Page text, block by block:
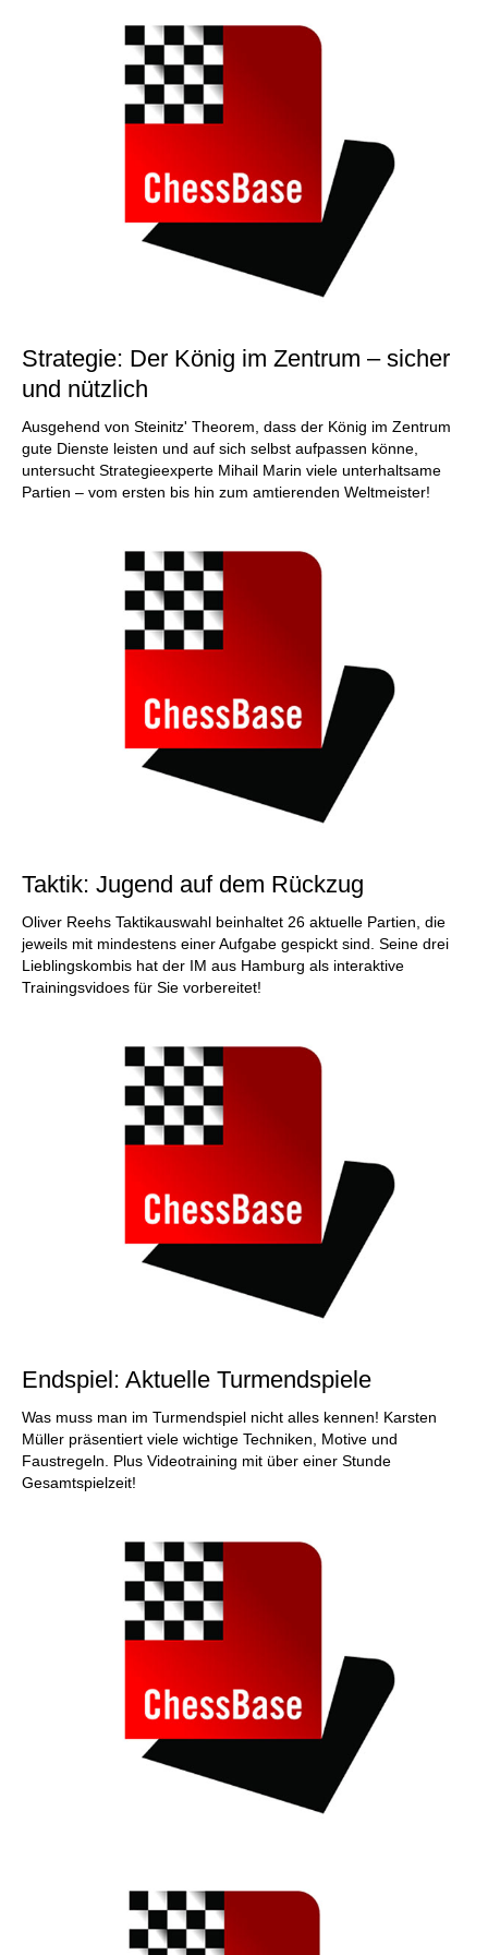
Strategie: Der König im Zentrum – sicher
und nützlich
Ausgehend von Steinitz' Theorem, dass der König im Zentrum
gute Dienste leisten und auf sich selbst aufpassen könne,
untersucht Strategieexperte Mihail Marin viele unterhaltsame
Partien – vom ersten bis hin zum amtierenden Weltmeister!
Taktik: Jugend auf dem Rückzug
Oliver Reehs Taktikauswahl beinhaltet 26 aktuelle Partien, die
jeweils mit mindestens einer Aufgabe gespickt sind. Seine drei
Lieblingskombis hat der IM aus Hamburg als interaktive
Trainingsvidoes für Sie vorbereitet!
Endspiel: Aktuelle Turmendspiele
Was muss man im Turmendspiel nicht alles kennen! Karsten
Müller präsentiert viele wichtige Techniken, Motive und
Faustregeln. Plus Videotraining mit über einer Stunde
Gesamtspielzeit!